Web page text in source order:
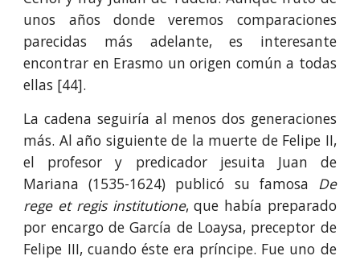
unos años donde veremos comparaciones
parecidas más adelante, es interesante
encontrar en Erasmo un origen común a todas
ellas [44].
La cadena seguiría al menos dos generaciones
más. Al año siguiente de la muerte de Felipe II,
el profesor y predicador jesuita Juan de
Mariana (1535-1624) publicó su famosa De
rege et regis institutione, que había preparado
por encargo de García de Loaysa, preceptor de
Felipe III, cuando éste era príncipe. Fue uno de